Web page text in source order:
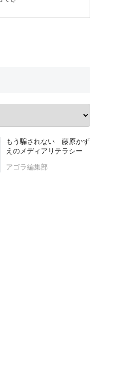
もう騙されない 藤原かず
えのメディアリテラシー
アゴラ編集部